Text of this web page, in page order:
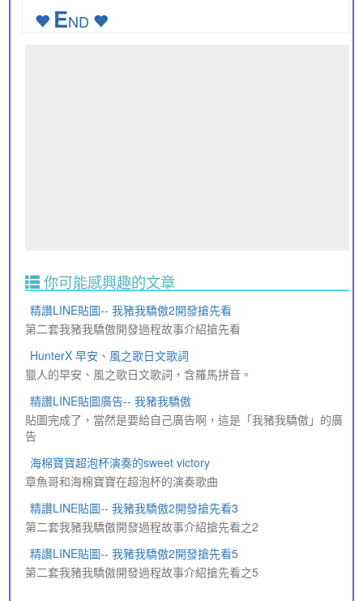
END
你可能感興趣的文章
精讚LINE貼圖-- 我豬我驕傲2開發搶先看
第二套我豬我驕傲開發過程故事介紹搶先看
HunterX 早安、風之歌日文歌詞
獵人的早安、風之歌日文歌詞，含羅馬拼音。
精讚LINE貼圖廣告-- 我豬我驕傲
貼圖完成了，當然是要給自己廣告啊，這是「我豬我驕傲」的廣
告
海棉寶寶超泡杯演奏的sweet victory
章魚哥和海棉寶寶在超泡杯的演奏歌曲
精讚LINE貼圖-- 我豬我驕傲2開發搶先看3
第二套我豬我驕傲開發過程故事介紹搶先看之2
精讚LINE貼圖-- 我豬我驕傲2開發搶先看5
第二套我豬我驕傲開發過程故事介紹搶先看之5